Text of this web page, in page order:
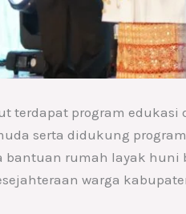
terdapat program
serta didukung
bantuan rumah layak
warga